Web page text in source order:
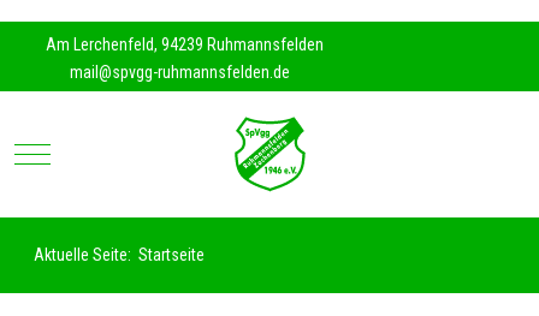
Am Lerchenfeld, 94239 Ruhmannsfelden
mail@spvgg-ruhmannsfelden.de
Mobile Menu Toggle
Aktuelle Seite: Startseite